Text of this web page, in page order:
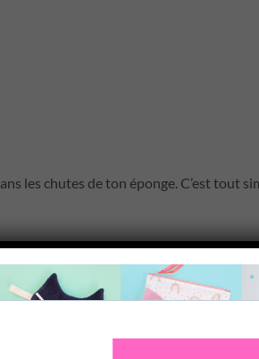
les chutes de ton éponge. C’est tout
peux retrouver le tuto accessible